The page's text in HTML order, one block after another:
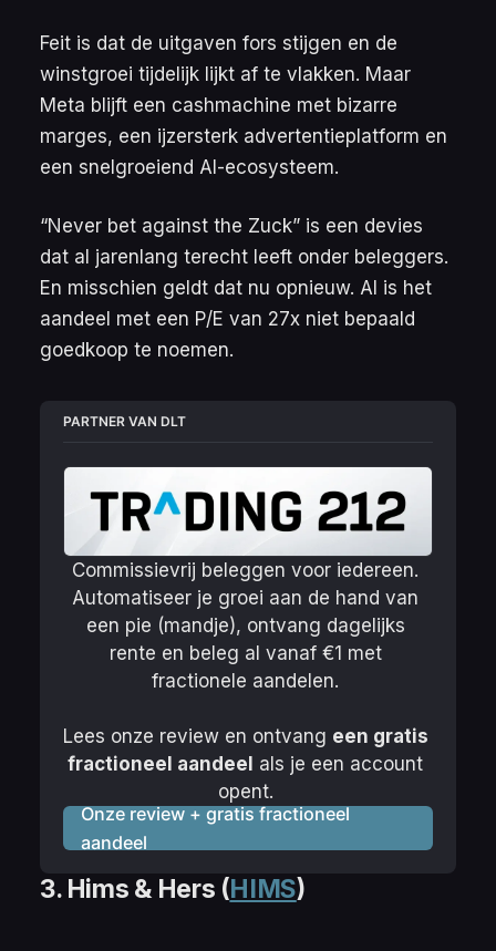
Feit is dat de uitgaven fors stijgen en de
winstgroei tijdelijk lijkt af te vlakken. Maar
Meta blijft een cashmachine met bizarre
marges, een ijzersterk advertentieplatform en
een snelgroeiend AI-ecosysteem.
“Never bet against the Zuck” is een devies
dat al jarenlang terecht leeft onder beleggers.
En misschien geldt dat nu opnieuw. Al is het
aandeel met een P/E van 27x niet bepaald
goedkoop te noemen.
PARTNER VAN DLT
Commissievrij beleggen voor iedereen.
Automatiseer je groei aan de hand van
een pie (mandje), ontvang dagelijks
rente en beleg al vanaf €1 met
fractionele aandelen.
Lees onze review en ontvang een gratis
fractioneel aandeel als je een account
opent.
Onze review + gratis fractioneel
aandeel
3. Hims & Hers (HIMS)